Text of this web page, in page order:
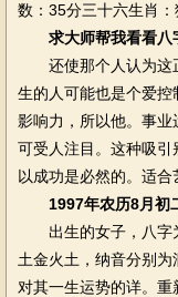
数：35分三十六生肖：
求大师帮我看看八
还使那个人认为这
生的人可能也是个爱
影响力，所以他。事
可受人注目。这种吸
以成功是必然的。适合
1997年农历8月初
出生的女子，八字
土金火土，纳音分别
对其一生运势的详。